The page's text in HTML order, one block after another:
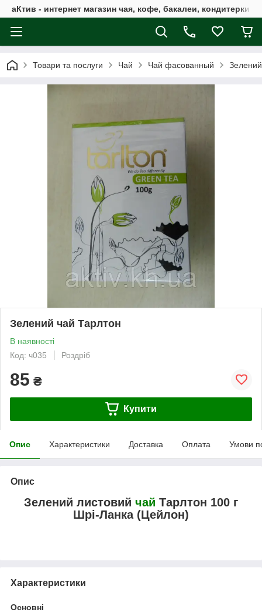
аКтив - интернет магазин чая, кофе, бакалеи, кондитерки
Товари та послуги Чай Чай фасованный
Зелений чай Тарлтон
В наявності
Код: ч035
Роздріб
85 ₴
Купити
Опис Характеристики Доставка Оплата Умови
Опис
Зелений листовий чай Тарлтон 100 г
Шрі-Ланка (Цейлон)
Характеристики
Основні